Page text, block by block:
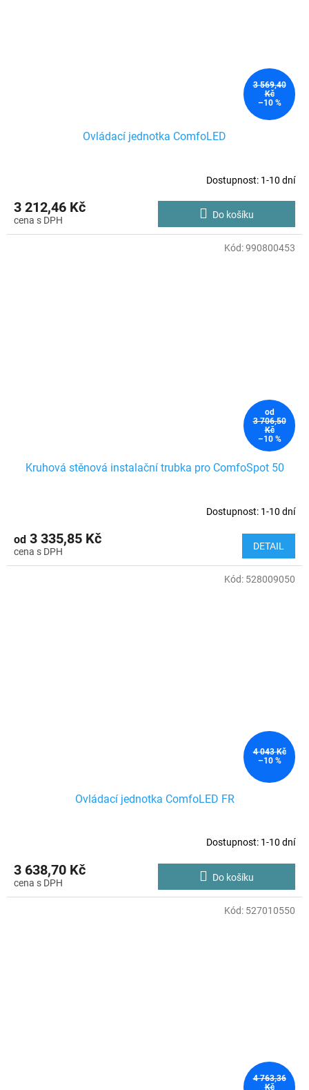
3 569,40
Kč
–10 %
Ovládací jednotka ComfoLED
Dostupnost: 1-10 dní
3 212,46 Kč Do košíku
od
3 706,50
Kč
–10 %
Kruhová stěnová instalační trubka pro ComfoSpot 50
Dostupnost: 1-10 dní
od 3 335,85 Kč DETAIL
Kód:990800453
4 043 Kč
–10 %
Ovládací jednotka ComfoLED FR
Dostupnost: 1-10 dní
3 638,70 Kč Do košíku
Kód: 528009050
4 763,36
Kč
Kód: 527010550